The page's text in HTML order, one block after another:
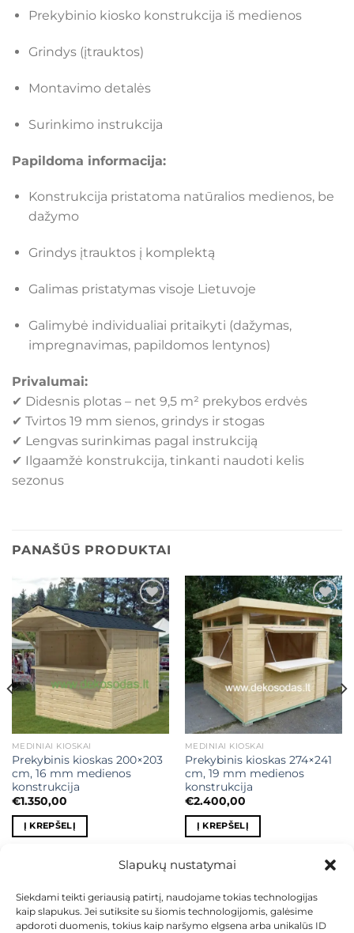
Slapukų nustatymai
Siekdami teikti geriausią patirtį, naudojame tokias technologijas
kaip slapukus. Jei sutiksite su šiomis technologijomis, galėsime
apdoroti duomenis, tokius kaip naršymo elgsena arba unikalūs ID
Prekybinio kiosko konstrukcija iš medienos
Grindys (įtrauktos)
Montavimo detalės
Surinkimo instrukcija
Papildoma informacija:
Konstrukcija pristatoma natūralios medienos, be
dažymo
Grindys įtrauktos į komplektą
Galimas pristatymas visoje Lietuvoje
Galimybė individualiai pritaikyti (dažymas,
impregnavimas, papildomos lentynos)
Privalumai:
✔ Didesnis plotas – net 9,5 m² prekybos erdvės
✔ Tvirtos 19 mm sienos, grindys ir stogas
✔ Lengvas surinkimas pagal instrukciją
✔ Ilgaamžė konstrukcija, tinkanti naudoti kelis
sezonus
PANAŠŪS PRODUKTAI
Mėgstamiausias
MEDINIAI KIOSKAI
Prekybinis kioskas 200×203
cm, 16 mm medienos
konstrukcija
€1.350,00
Į KREPŠELĮ
Mėgstamiausias
MEDINIAI KIOSKAI
Prekybinis kioskas 274×241
cm, 19 mm medienos
konstrukcija
€2.400,00
Į KREPŠELĮ
KONTAKTAI
INDIVIDUALŪS PROJEKTAI
MOKĖJIMAS LIZINGU
PIRKIMO TAISYKLĖS PRISTATYMAS